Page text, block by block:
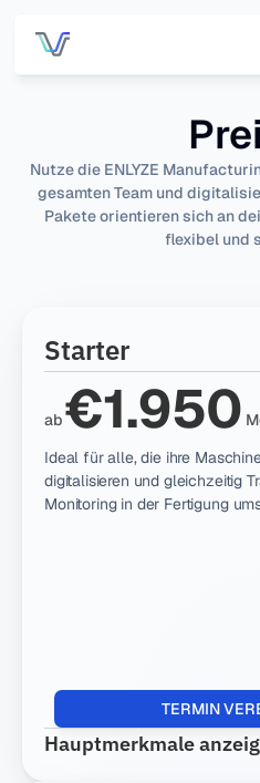
Preise
t
m
Alle Daten,
Konnekti
vität
Industria
l Data
Nutze die ENLYZE
gesamten Team und
Pakete orientieren sich an
flexibel und
Starter
ab€1.950
Ideal für alle, die ihre
digitalisieren und gleichzeitig
Monitoring in der Fertigung
TERMIN
Hauptmerkmale